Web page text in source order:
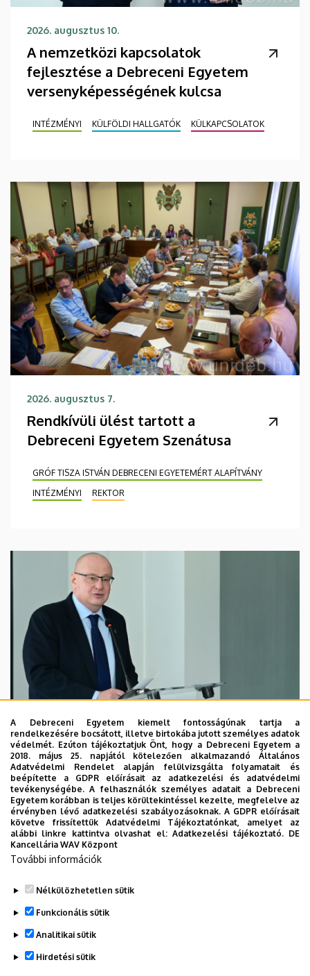
2026. augusztus 10.
A nemzetközi kapcsolatok
fejlesztése a Debreceni Egyetem
versenyképességének kulcsa
INTÉZMÉNYI KÜLFÖLDI HALLGATÓK KÜLKAPCSOLATOK
2026. augusztus 7.
Rendkívüli ülést tartott a
Debreceni Egyetem Szenátusa
GRÓF TISZA ISTVÁN DEBRECENI EGYETEMÉRT ALAPÍTVÁNY
INTÉZMÉNYI
REKTOR
2026. augusztus 7.
Kossa György búcsúzó beszéde
GRÓF TISZA ISTVÁN DEBRECENI EGYETEMÉRT ALAPÍTVÁNY
INTÉZMÉNYI
A Debreceni Egyetem kiemelt fontosságúnak tartja a
rendelkezésére bocsátott, illetve birtokába jutott személyes adatok
védelmét. Ezúton tájékoztatjuk Önt, hogy a Debreceni Egyetem a
2018. május 25. napjától kötelezően alkalmazandó Általános
Adatvédelmi Rendelet alapján felülvizsgálta folyamatait és
beépítette a GDPR előírásait az adatkezelési és adatvédelmi
tevékenységébe. A felhasználók személyes adatait a Debreceni
Egyetem korábban is teljes körültekintéssel kezelte, megfelelve az
érvényben lévő adatkezelési szabályozásoknak. A GDPR előírásait
követve frissítettük Adatvédelmi Tájékoztatónkat, amelyet az
alábbi linkre kattintva olvashat el:Adatkezelési tájékoztató. DE
Kancellária WAV Központ
További információk
Nélkülözhetetlen sütik
Funkcionális sütik
Analitikai sütik
Hirdetési sütik